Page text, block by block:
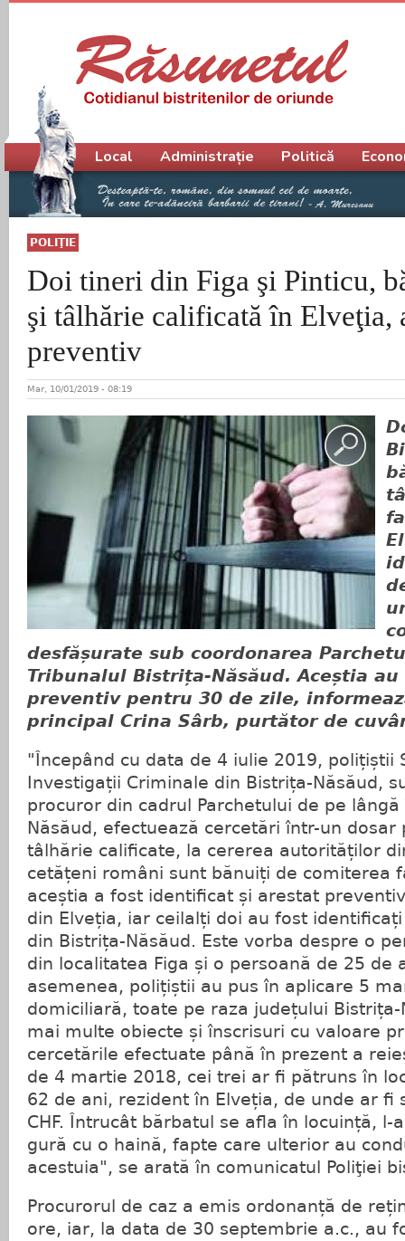
POLIŢIE
Doi tineri din Figa şi Pinticu,
şi tâlhărie calificată în Elveţia,
preventiv
Mar, 10/01/2019 - 08:19
desfășurate sub coordonarea
Tribunalul Bistrița-Năsăud. Aceștia
preventiv pentru 30 de zile,
principal Crina Sârb, purtător de
"Începând cu data de 4 iulie 2019, polițiștii
Investigații Criminale din Bistrița-Năsăud,
procuror din cadrul Parchetului de pe
Năsăud, efectuează cercetări într-un dosar
tâlhărie calificate, la cererea autorităților
cetățeni români sunt bănuiți de comiterea
aceștia a fost identificat și arestat
din Elveția, iar ceilalți doi au fost
din Bistrița-Năsăud. Este vorba despre o
din localitatea Figa și o persoană de 25 de
asemenea, polițiștii au pus în aplicare 5
domiciliară, toate pe raza județului
mai multe obiecte și înscrisuri cu valoare
cercetările efectuate până în prezent a
de 4 martie 2018, cei trei ar fi pătruns în
62 de ani, rezident în Elveția, de unde ar fi
CHF. Întrucât bărbatul se afla în locuință, l-
gură cu o haină, fapte care ulterior au
acestuia", se arată în comunicatul Poliţiei
Procurorul de caz a emis ordonanță de
ore, iar, la data de 30 septembrie a.c., au
Meniu principal
Local Administrație Politică